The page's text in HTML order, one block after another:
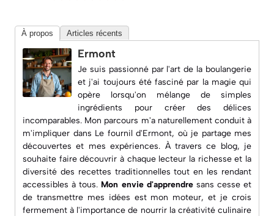
À propos Articles récents
Ermont
Je suis passionné par l'art de la boulangerie
et j'ai toujours été fasciné par la magie qui
opère lorsqu'on mélange de simples
ingrédients pour créer des délices
incomparables. Mon parcours m'a naturellement conduit à
m'impliquer dans Le fournil d'Ermont, où je partage mes
découvertes et mes expériences. À travers ce blog, je
souhaite faire découvrir à chaque lecteur la richesse et la
diversité des recettes traditionnelles tout en les rendant
accessibles à tous. Mon envie d'apprendresans cesse et
de transmettre mes idées est mon moteur, et je crois
fermement à l'importance de nourrir la créativité culinaire